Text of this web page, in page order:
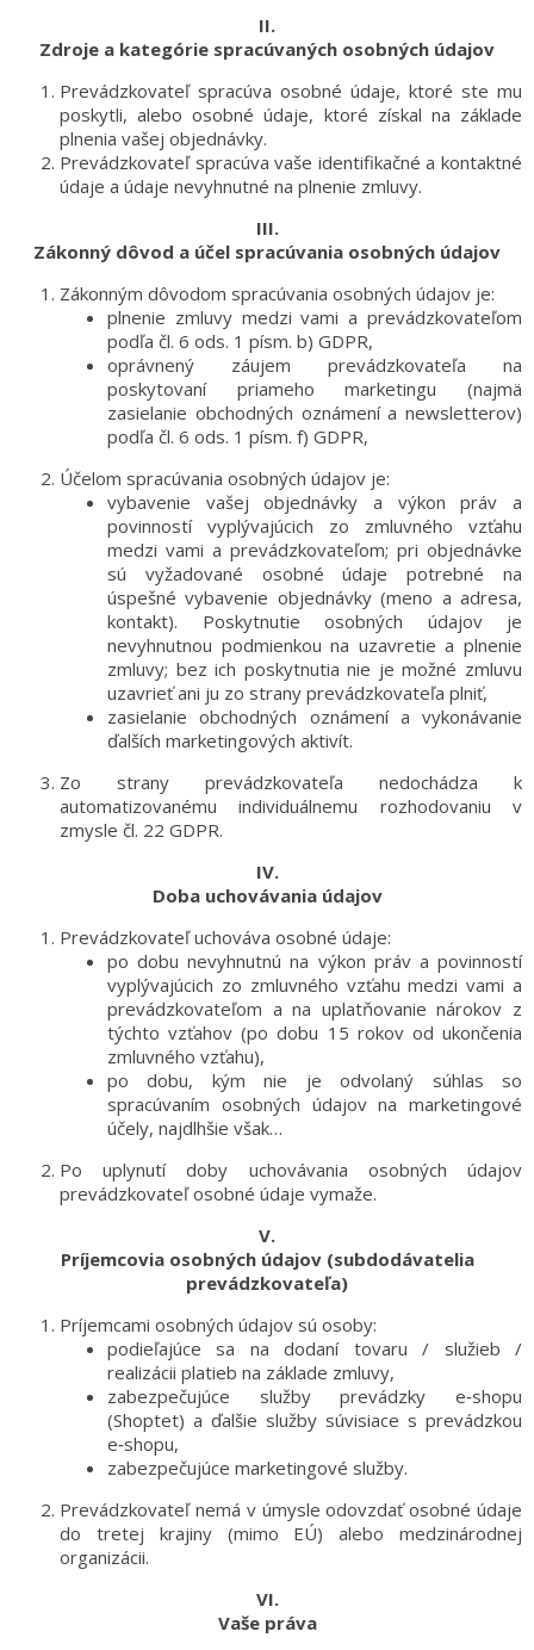
/
Prihlásenie
II.
Zdroje a kategórie spracúvaných osobných údajov
Prevádzkovateľ spracúva osobné údaje, ktoré ste mu
poskytli, alebo osobné údaje, ktoré získal na základe
plnenia vašej objednávky.
Prevádzkovateľ spracúva vaše identifikačné a kontaktné
údaje a údaje nevyhnutné na plnenie zmluvy.
III.
Zákonný dôvod a účel spracúvania osobných údajov
Zákonným dôvodom spracúvania osobných údajov je:
plnenie zmluvy medzi vami a prevádzkovateľom
podľa čl. 6 ods. 1 písm. b) GDPR,
oprávnený záujem prevádzkovateľa na
poskytovaní priameho marketingu (najmä
zasielanie obchodných oznámení a newsletterov)
podľa čl. 6 ods. 1 písm. f) GDPR,
Účelom spracúvania osobných údajov je:
vybavenie vašej objednávky a výkon práv a
povinností vyplývajúcich zo zmluvného vzťahu
medzi vami a prevádzkovateľom; pri objednávke
sú vyžadované osobné údaje potrebné na
úspešné vybavenie objednávky (meno a adresa,
kontakt). Poskytnutie osobných údajov je
nevyhnutnou podmienkou na uzavretie a plnenie
zmluvy; bez ich poskytnutia nie je možné zmluvu
uzavrieť ani ju zo strany prevádzkovateľa plniť,
zasielanie obchodných oznámení a vykonávanie
ďalších marketingových aktivít.
Zo strany prevádzkovateľa nedochádza k
automatizovanému individuálnemu rozhodovaniu v
zmysle čl. 22 GDPR.
IV.
Doba uchovávania údajov
Prevádzkovateľ uchováva osobné údaje:
po dobu nevyhnutnú na výkon práv a povinností
vyplývajúcich zo zmluvného vzťahu medzi vami a
prevádzkovateľom a na uplatňovanie nárokov z
týchto vzťahov (po dobu 15 rokov od ukončenia
zmluvného vzťahu),
po dobu, kým nie je odvolaný súhlas so
spracúvaním osobných údajov na marketingové
účely, najdlhšie však…
Po uplynutí doby uchovávania osobných údajov
prevádzkovateľ osobné údaje vymaže.
V.
Príjemcovia osobných údajov (subdodávatelia
prevádzkovateľa)
Príjemcami osobných údajov sú osoby:
podieľajúce sa na dodaní tovaru / služieb /
realizácii platieb na základe zmluvy,
zabezpečujúce služby prevádzky e‑shopu
(Shoptet) a ďalšie služby súvisiace s prevádzkou
e‑shopu,
zabezpečujúce marketingové služby.
Prevádzkovateľ nemá v úmysle odovzdať osobné údaje
do tretej krajiny (mimo EÚ) alebo medzinárodnej
organizácii.
VI.
Vaše práva